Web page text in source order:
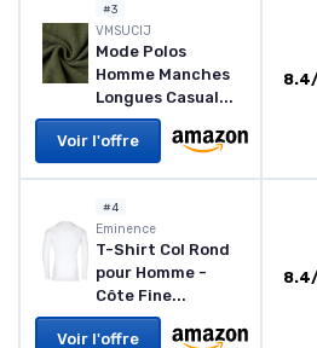
#3
VMSUCIJ
Mode Polos
Homme Manches
Longues Casual...
Voir l'offre
#4
Eminence
T-Shirt Col Rond
pour Homme -
Côte Fine...
Voir l'offre